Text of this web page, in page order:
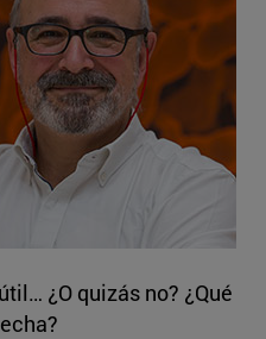
¿O quizás no? ¿Qué